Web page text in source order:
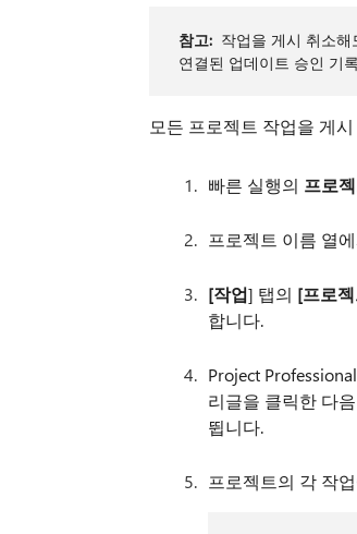
참고: 작업을 게시 취소
연결된 업데이트 승인 기
모든 프로젝트 작업을 게
빠른 실행의 프로
프로젝트 이름 열
[작업] 탭의 [프로
합니다.
Project
리글을 클릭한 다음
뜁니다.
프로젝트의 각 작